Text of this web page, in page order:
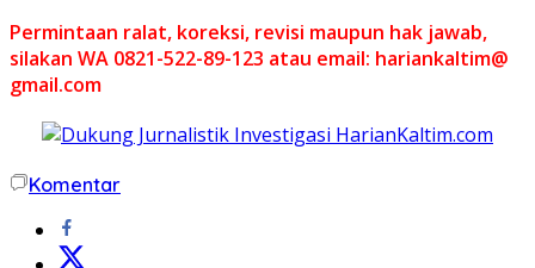
Permintaan ralat, koreksi, revisi maupun hak jawab,
silakan WA 0821-522-89-123 atau email: hariankaltim@
gmail.com
Komentar